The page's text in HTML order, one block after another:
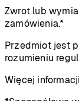
Zwrot lub
zamówienia.*
Przedmiot jest
rozumieniu
Więcej